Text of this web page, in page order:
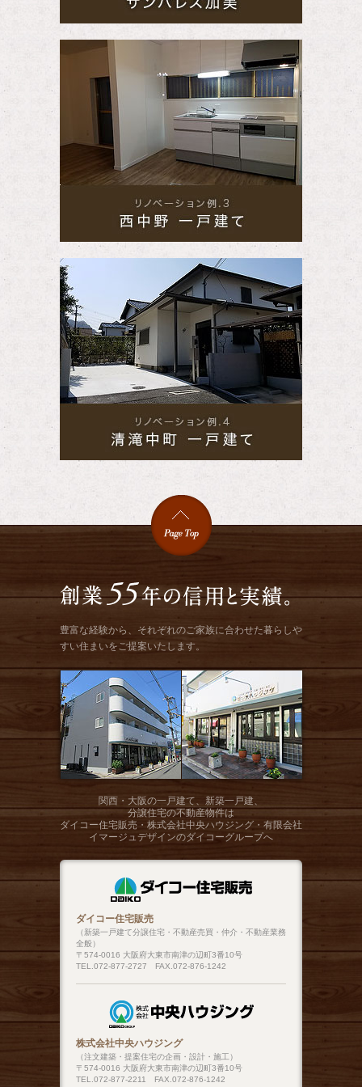
豊富な経験から、それぞれのご家族に合わせた暮らしや
すい住まいをご提案いたします。
関西・大阪の一戸建て、新築一戸建、
分譲住宅の不動産物件は
ダイコー住宅販売・株式会社中央ハウジング・有限会社
イマージュデザインのダイコーグループへ
ダイコー住宅販売
（新築一戸建て分譲住宅・不動産売買・仲介・不動産業務
全般）
〒574-0016 大阪府大東市南津の辺町3番10号
TEL.072-877-2727 FAX.072-876-1242
株式会社中央ハウジング
（注文建築・提案住宅の企画・設計・施工）
〒574-0016 大阪府大東市南津の辺町3番10号
TEL.072-877-2211 FAX.072-876-1242